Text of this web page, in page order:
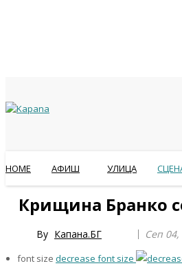
HOME АФИШ УЛИЦА
Крищина Бранко
By Капана.БГ Сеп 04,
font size decrease font size
Year
Month
Year
Month